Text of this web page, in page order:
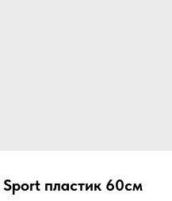
пластик 60см